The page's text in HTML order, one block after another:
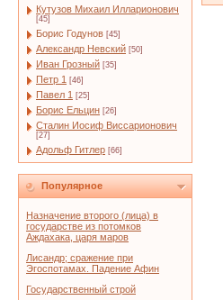
Кутузов Михаил Илларионович
[45]
Борис Годунов [45]
Александр Невский [50]
Иван Грозный [35]
Петр 1 [46]
Павел 1 [25]
Борис Ельцин [26]
Сталин Иосиф Виссарионович
[27]
Адольф Гитлер [66]
Популярное
Назначение второго (лица) в
государстве из потомков
Аждахака, царя маров
Лисандр; сражение при
Эгоспотамах. Падение Афин
Государственный строй